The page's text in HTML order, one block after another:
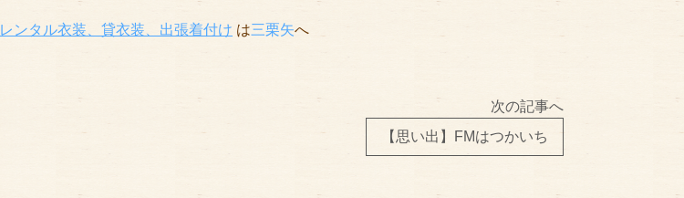
レンタル衣装、貸衣装 、出張着付け は三栗矢へ
次の記事へ
【思い出】FMはつかいち